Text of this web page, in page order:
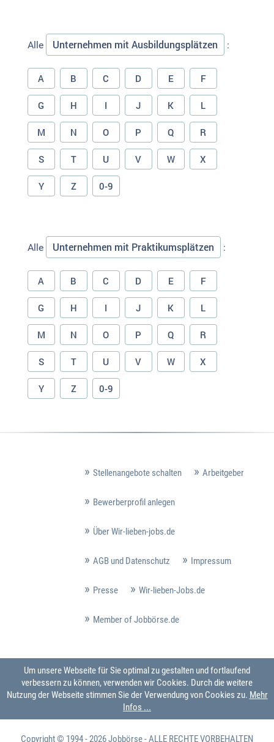
Alle Unternehmen mit Ausbildungsplätzen :
A B C D E F
G H I J K L
M N O P Q R
S T U V W X
Y Z 0-9
Alle Unternehmen mit Praktikumsplätzen :
A B C D E F
G H I J K L
M N O P Q R
S T U V W X
Y Z 0-9
Stellenangebote schalten Arbeitgeber
Bewerberprofil anlegen
Über Wir-lieben-jobs.de
AGB und Datenschutz Impressum
Presse Wir-lieben-Jobs.de
Member of Jobbörse.de
Um unsere Webseite für Sie optimal zu gestalten und fortlaufend
verbessern zu können, verwenden wir Cookies. Durch die weitere
Nutzung der Webseite stimmen Sie der Verwendung von Cookies zu. Mehr
Infos ...
Copyright © 1994 - 2026Jobbörse- ALLE RECHTE VORBEHALTEN